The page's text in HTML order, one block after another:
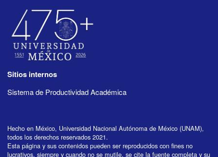
Sitios internos
Sistema de Productividad Académica
Hecho en México, Universidad Nacional Autónoma de México (UNAM),
todos los derechos reservados 2021.
Esta página y sus contenidos pueden ser reproducidos con fines no
lucrativos, siempre y cuando no se mutile, se cite la fuente completa y su